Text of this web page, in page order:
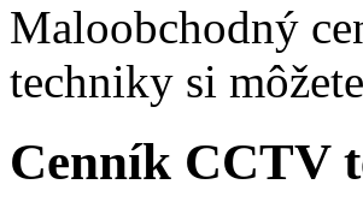
Maloobchodný
techniky si
Cenník CCTV